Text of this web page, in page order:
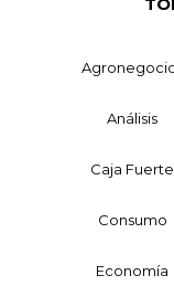
Análisis
Caja Fuerte
Consumo
Economía